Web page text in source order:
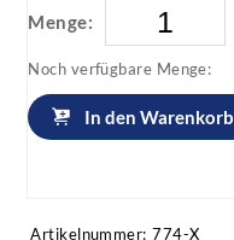
Menge:
Noch verfügbare Menge:
In den Warenkorb
Artikelnummer: 774-X